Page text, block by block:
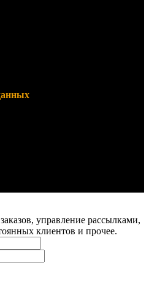
управление рассылками,
клиентов и прочее.